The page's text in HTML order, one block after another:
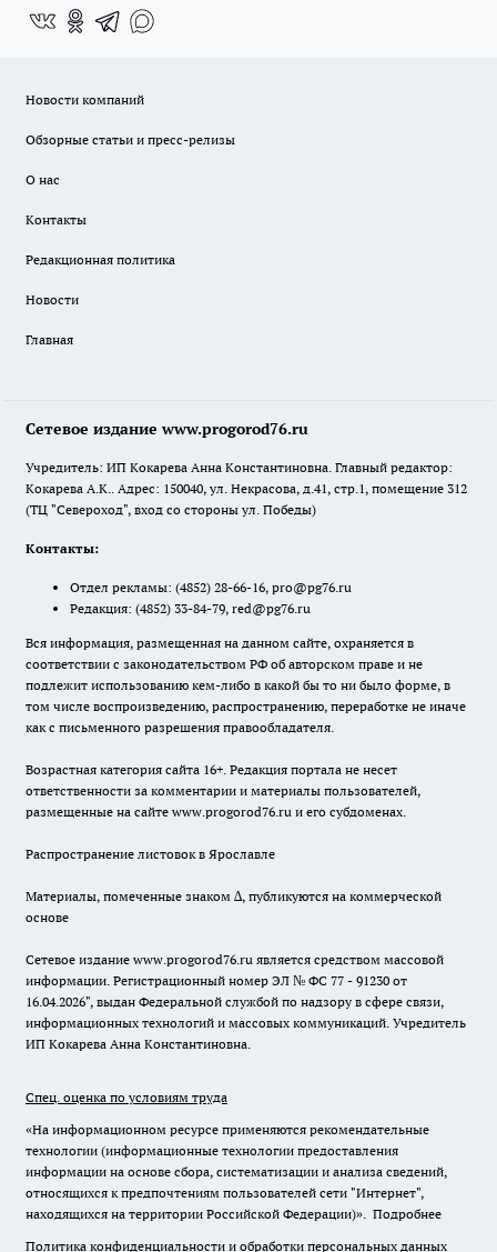
Новости компаний
Обзорные статьи и пресс-релизы
О нас
Контакты
Редакционная политика
Новости
Главная
Сетевое издание www.progorod76.ru
Учредитель: ИП Кокарева Анна Константиновна. Главный редактор:
Кокарева А.К.. Адрес: 150040, ул. Некрасова, д.41, стр.1, помещение 312
(ТЦ "Североход", вход со стороны ул. Победы)
Контакты:
Отдел рекламы: (4852) 28-66-16, pro@pg76.ru
Редакция: (4852) 33-84-79, red@pg76.ru
Вся информация, размещенная на данном сайте, охраняется в
соответствии с законодательством РФ об авторском праве и не
подлежит использованию кем-либо в какой бы то ни было форме, в
том числе воспроизведению, распространению, переработке не иначе
как с письменного разрешения правообладателя.
Возрастная категория сайта 16+. Редакция портала не несет
ответственности за комментарии и материалы пользователей,
размещенные на сайте www.progorod76.ru и его субдоменах.
Распространение листовок в Ярославле
Материалы, помеченные знаком ∆, публикуются на коммерческой
основе
Сетевое издание www.progorod76.ru является средством массовой
информации. Регистрационный номер ЭЛ № ФС 77 - 91230 от
16.04.2026", выдан Федеральной службой по надзору в сфере связи,
информационных технологий и массовых коммуникаций. Учредитель
ИП Кокарева Анна Константиновна.
Спец. оценка по условиям труда
«На информационном ресурсе применяются рекомендательные
технологии (информационные технологии предоставления
информации на основе сбора, систематизации и анализа сведений,
относящихся к предпочтениям пользователей сети "Интернет",
находящихся на территории Российской Федерации)». Подробнее
Политика конфиденциальности и обработки персональных данных